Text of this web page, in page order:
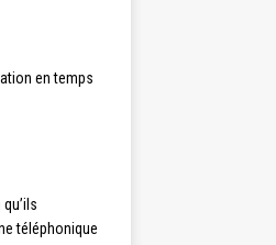
en temps
téléphonique